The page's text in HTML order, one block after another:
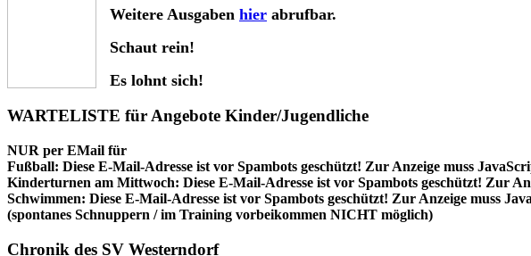
Weitere Ausgaben hier abrufbar.
Schaut rein!
Es lohnt sich!
WARTELISTE für Angebote Kinder/Jugendliche
NUR per EMail für
Fußball: Diese E-Mail-Adresse ist vor Spambots geschützt! Zur Anzeige muss
Kinderturnen am Mittwoch: Diese E-Mail-Adresse ist vor Spambots geschützt! Zur
Schwimmen: Diese E-Mail-Adresse ist vor Spambots geschützt! Zur Anzeige muss
(spontanes Schnuppern / im Training vorbeikommen NICHT möglich)
Chronik des SV Westerndorf